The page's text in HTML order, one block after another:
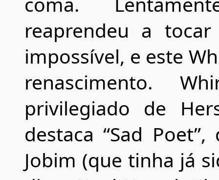
reaprendeu a
impossível, e este
renascimento.
privilegiado de
destaca “Sad
Jobim (que tinha já